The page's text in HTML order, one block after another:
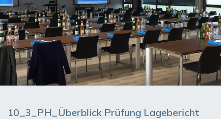
10_3_PH_Überblick Prüfung Lagebericht